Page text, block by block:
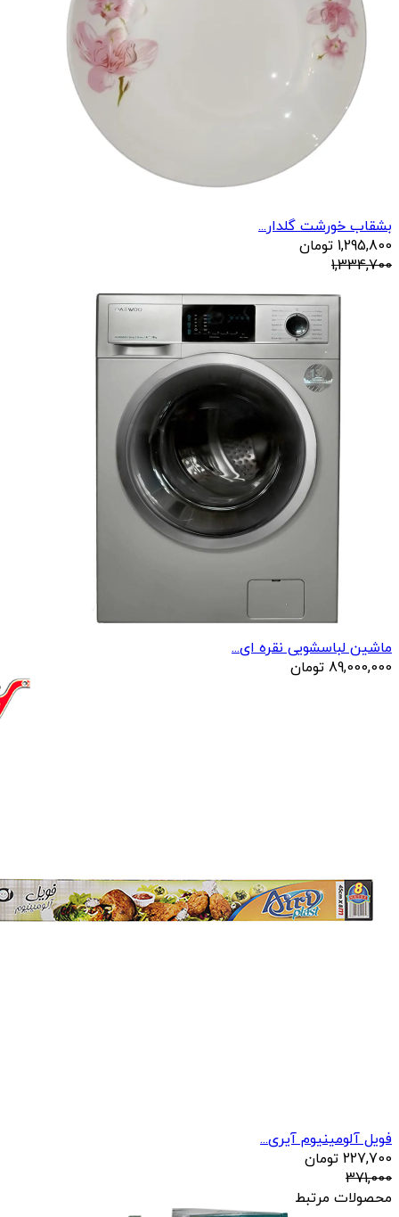
بشقاب خورشت گلدار...
1,295,800 تومان
1,334,700
ماشین لباسشویی نقره ای...
89,000,000 تومان
فویل آلومینیوم آیری...
227,700 تومان
371,000
محصولات مرتبط